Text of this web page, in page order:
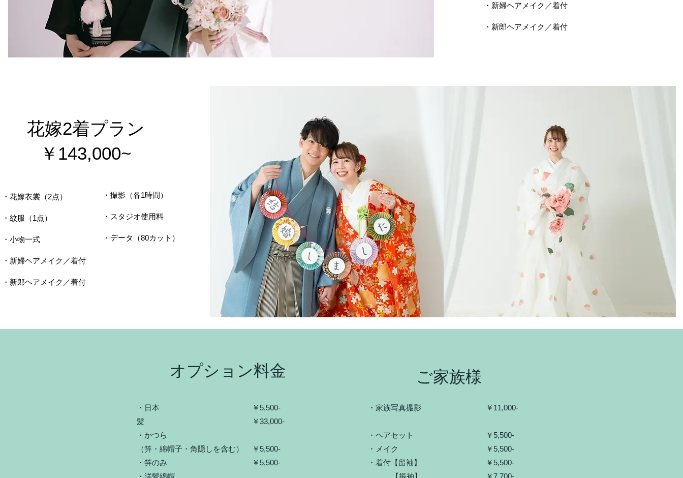
・新婦ヘアメイク／着付
​・新郎ヘアメイク／着付
​花嫁2着プラン
​￥143,000~
・花嫁衣裳（2点）
・紋服（1点）
・小物一式
・新婦ヘアメイク／着付
​・新郎ヘアメイク／着付
・撮影（各1時間）
・スタジオ使用料
​・データ（80カット）
​オプション料金
・日本
髪
・かつら
（笄・綿帽子・角隠しを含む）
・笄のみ
・洋髪綿帽
￥5,500‐
￥33,000‐
￥5,500‐
￥5,500-
​ご家族様
・家族写真撮影
・ヘアセット
​・メイク
・着付【留袖】
【振袖】
￥11,000‐
￥5,500‐
​￥5,500‐
￥5,500‐
￥7,700‐